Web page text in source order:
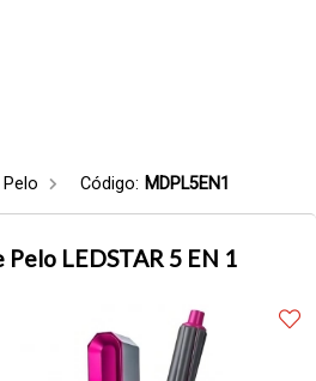
Código: MDPL5EN1
LEDSTAR 5 EN 1